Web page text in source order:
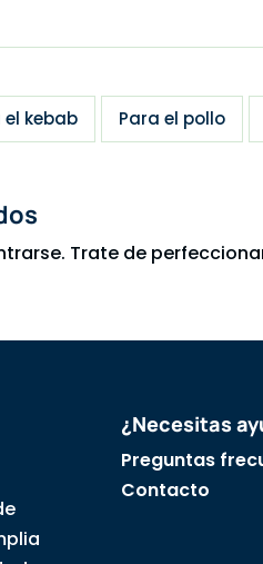
el kebab Para el pollo
Trate de
¿Necesitas
Preguntas
Contacto